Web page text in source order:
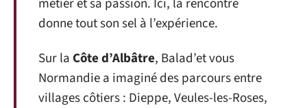
donne tout son sel à l’expérience.
Sur la Côte d’Albâtre, Balad’et vous
Normandie a imaginé des parcours entre
villages côtiers : Dieppe, Veules-les-Roses,